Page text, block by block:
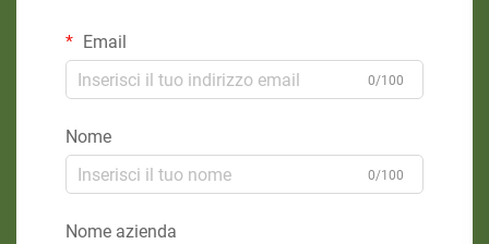
Email
0/100
Nome
0/100
Nome azienda